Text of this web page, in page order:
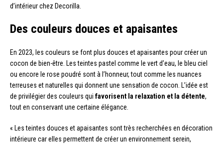
d’intérieur chez Decorilla.
Des couleurs douces et apaisantes
En 2023, les couleurs se font plus douces et apaisantes pour créer un
cocon de bien-être. Les teintes pastel comme le vert d’eau, le bleu ciel
ou encore le rose poudré sont à l’honneur, tout comme les nuances
terreuses et naturelles qui donnent une sensation de cocon. L’idée est
de privilégier des couleurs qui favorisent la relaxation et la détente,
tout en conservant une certaine élégance.
« Les teintes douces et apaisantes sont très recherchées en décoration
intérieure car elles permettent de créer un environnement serein,